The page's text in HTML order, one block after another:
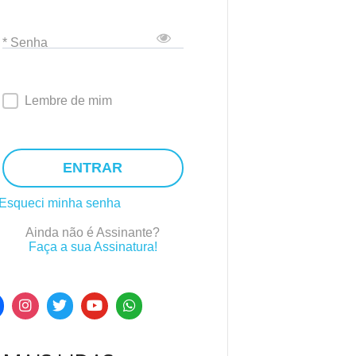
* Senha
Lembre de mim
ENTRAR
Esqueci minha senha
Ainda não é Assinante?
Faça a sua Assinatura!